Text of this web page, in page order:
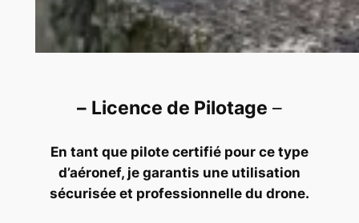
– Licence de Pilotage –
En tant que pilote certifié pour ce type
d’aéronef, je garantis une utilisation
sécurisée et professionnelle du drone.